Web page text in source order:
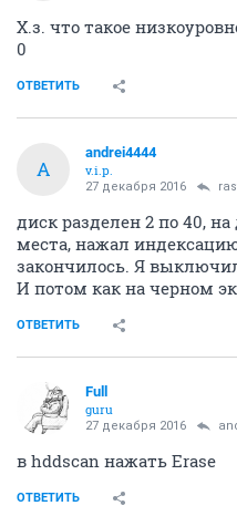
Х.з. что такое
0
ОТВЕТИТЬ
A
andrei4444
v.i.p.
27 декабря 2016
диск разделен 2 по 40,
места, нажал
закончилось. Я
И потом как на черном
ОТВЕТИТЬ
Full
guru
27 декабря 2016
в hddscan нажать Erase
ОТВЕТИТЬ